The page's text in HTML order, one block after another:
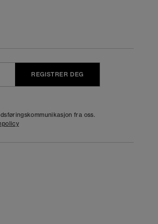
REGISTRER DEG
fra oss.